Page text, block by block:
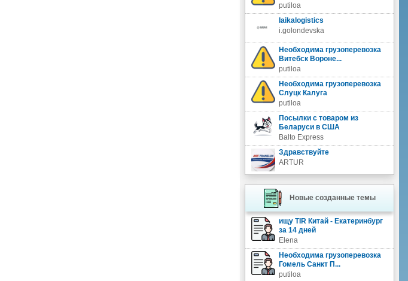
putiloa
laikalogistics
i.golondevska
Необходима грузоперевозка
Витебск Вороне...
putiloa
Необходима грузоперевозка
Слуцк Калуга
putiloa
Посылки с товаром из
Беларуси в США
Balto Express
Здравствуйте
ARTUR
Новые созданные темы
ищу TIR Китай - Екатеринбург
за 14 дней
Elena
Необходима грузоперевозка
Гомель Санкт П...
putiloa